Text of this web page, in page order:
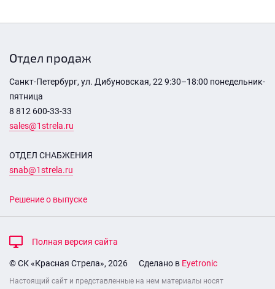
Отдел продаж
Санкт-Петербург, ул. Дибуновская, 22 9:30–18:00 понедельник-
пятница
8 812 600-33-33
sales@1strela.ru
ОТДЕЛ СНАБЖЕНИЯ
snab@1strela.ru
Решение о выпуске
Полная версия сайта
© СК «Красная Стрела», 2026 Сделано в Eyetronic
Настоящий сайт и представленные на нем материалы носят